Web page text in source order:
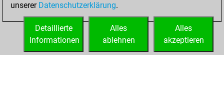
You created
your Fritz account
unserer Datenschutzerklärung.
Alles
akzeptieren
Alles
ablehnen
Detaillierte
Informationen